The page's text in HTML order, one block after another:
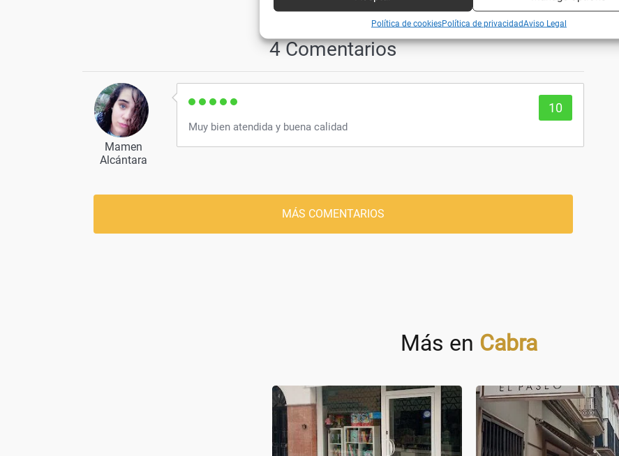
Utilizar datos de localización geográfica precisa, Analizar activamente las
Política de cookiesPolítica de privacidadAviso Legal
4 Comentarios
Mamen
Alcántara
10
Muy bien atendida y buena calidad
MÁS COMENTARIOS
Más en Cabra